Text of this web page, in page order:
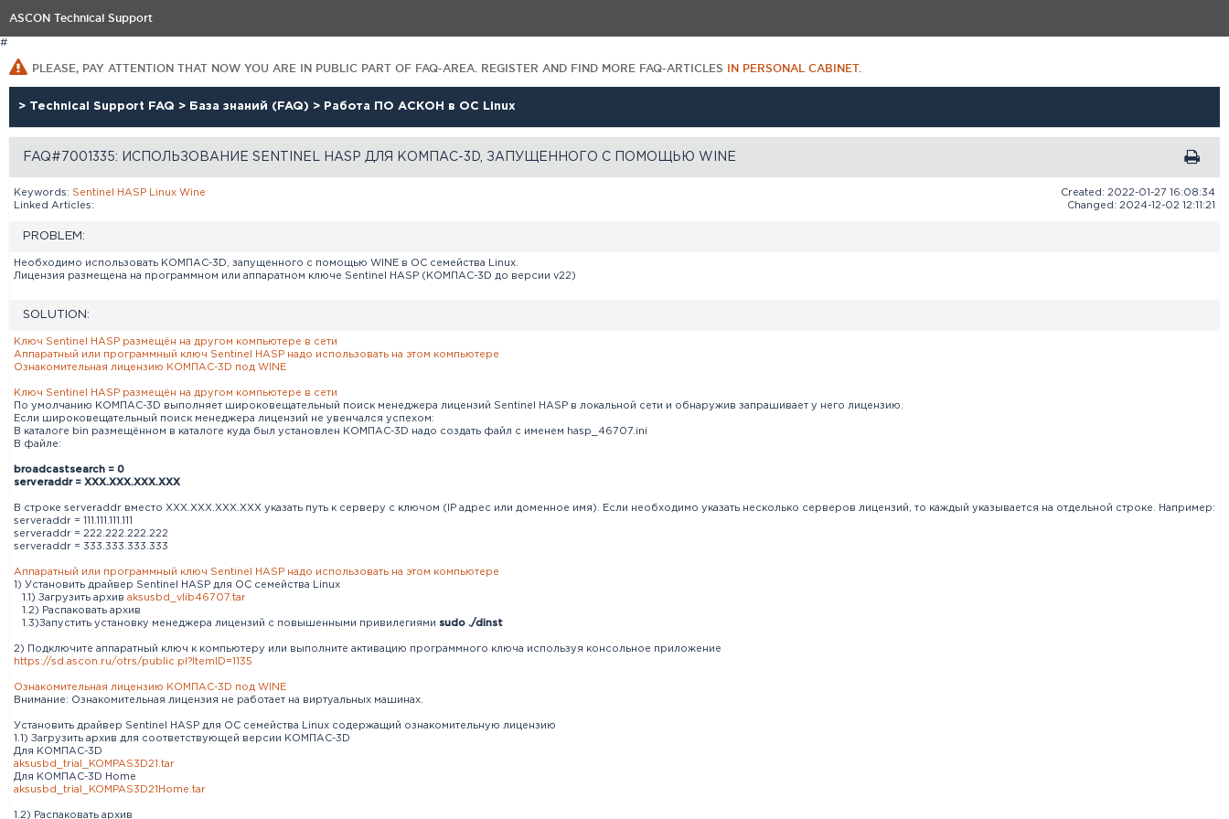
ASCON Technical Support
#
PLEASE, PAY ATTENTION THAT NOW YOU ARE IN PUBLIC PART OF FAQ-AREA. REGISTER AND FIND MORE FAQ-ARTICLES IN PERSONAL CABINET.
> Technical Support FAQ > База знаний (FAQ) > Работа ПО АСКОН в ОС Linux
FAQ#7001335: ИСПОЛЬЗОВАНИЕ SENTINEL HASP ДЛЯ КОМПАС-3D, ЗАПУЩЕННОГО С ПОМОЩЬЮ WINE
Keywords: Sentinel HASP Linux Wine
Created: 2022-01-27 16:08:34
Linked Articles:
Changed: 2024-12-02 12:11:21
PROBLEM:
Необходимо использовать КОМПАС-3D, запущенного с помощью WINE в ОС семейства Linux.
Лицензия размещена на программном или аппаратном ключе Sentinel HASP (КОМПАС-3D до версии v22)
SOLUTION:
Ключ Sentinel HASP размещён на другом компьютере в сети
Аппаратный или программный ключ Sentinel HASP надо использовать на этом компьютере
Ознакомительная лицензию КОМПАС-3D под WINE
Ключ Sentinel HASP размещён на другом компьютере в сети
По умолчанию КОМПАС-3D выполняет широковещательный поиск менеджера лицензий Sentinel HASP в локальной сети и обнаружив запрашивает у него лицензию.
Если широковещательный поиск менеджера лицензий не увенчался успехом:
В каталоге bin размещённом в каталоге куда был установлен КОМПАС-3D надо создать файл с именем hasp_46707.ini
В файле:
broadcastsearch = 0
serveraddr = XXX.XXX.XXX.XXX
В строке serveraddr вместо XXX.XXX.XXX.XXX указать путь к серверу с ключом (IP адрес или доменное имя). Если необходимо указать несколько серверов лицензий, то каждый указывается на отдельной строке. Например:
serveraddr = 111.111.111.111
serveraddr = 222.222.222.222
serveraddr = 333.333.333.333
Аппаратный или программный ключ Sentinel HASP надо использовать на этом компьютере
1) Установить драйвер Sentinel HASP для ОС семейства Linux
1.1) Загрузить архив aksusbd_vlib46707.tar
1.2) Распаковать архив
1.3)Запустить установку менеджера лицензий с повышенными привилегиями sudo ./dinst
2) Подключите аппаратный ключ к компьютеру или выполните активацию программного ключа используя консольное приложение
https://sd.ascon.ru/otrs/public.pl?ItemID=1135
Ознакомительная лицензию КОМПАС-3D под WINE
Внимание: Ознакомительная лицензия не работает на виртуальных машинах.
Установить драйвер Sentinel HASP для ОС семейства Linux содержащий ознакомительную лицензию
1.1) Загрузить архив для соответствующей версии КОМПАС-3D
Для КОМПАС-3D
aksusbd_trial_KOMPAS3D21.tar
Для КОМПАС-3D Home
aksusbd_trial_KOMPAS3D21Home.tar
1.2) Распаковать архив